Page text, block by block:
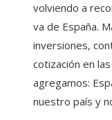
volviendo a
va de España.
inversiones,
cotización en
agregamos:
nuestro país y